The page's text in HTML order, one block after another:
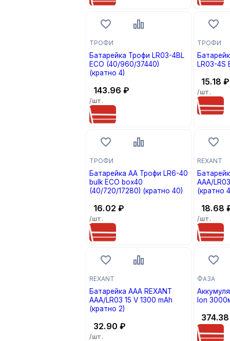
ТРОФИ
Батарейка Трофи LR03-4BL
ECO (40/960/37440)
(кратно 4)
143.96 ₽
/шт.
ТРОФИ
LR03-4S
15.18 ₽
/шт.
ТРОФИ
Батарейка AA Трофи LR6-40
bulk ECO box40
(40/720/17280) (кратно 40)
16.02 ₽
/шт.
REXANT
AAA/
(кратно
18.68
/шт.
REXANT
Батарейка AAA REXANT
AAA/LR03 15 V 1300 mAh
(кратно 2)
32.90 ₽
/шт.
ФАЗА
Ion
374.38